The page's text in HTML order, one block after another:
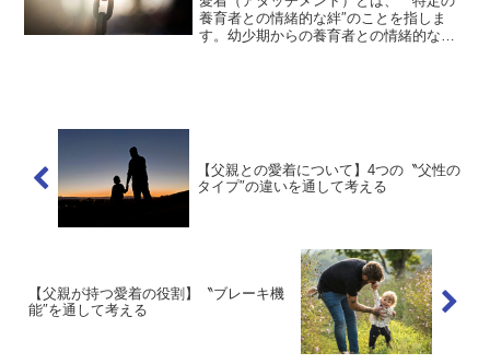
養育者との情緒的な絆″のことを指しま
す。幼少期からの養育者との情緒的な絆
【父親との愛着について】4つの〝父性の
タイプ″の違いを通して考える
【父親が持つ愛着の役割】〝ブレーキ機
能″を通して考える